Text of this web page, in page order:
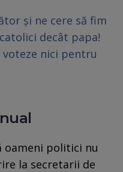
și ne cere să fim
decât papa!
voteze nici pentru
oameni politici nu
la secretarii de